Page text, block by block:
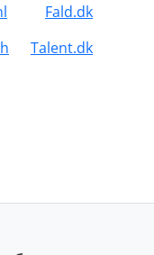
Fald.dk
Talent.dk